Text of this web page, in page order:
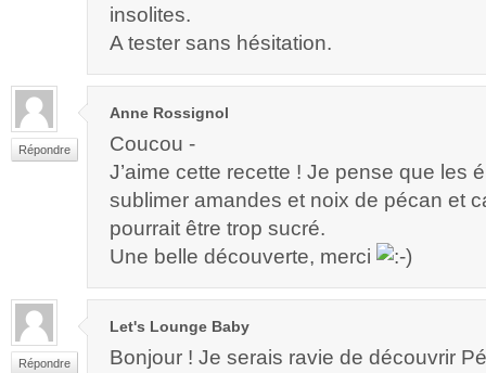
insolites.
A tester sans hésitation.
Répondre
Anne Rossignol
Coucou -
J’aime cette recette ! Je pense que les
sublimer amandes et noix de pécan et
pourrait être trop sucré.
Une belle découverte, merci
Répondre
Let's Lounge Baby
Bonjour ! Je serais ravie de découvrir